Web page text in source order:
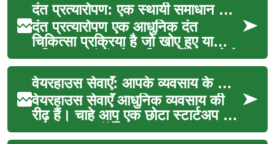
दंत प्रत्यारोपण: एक स्थायी समाधान आपकी मुस्कान के लिए
दंत प्रत्यारोपण एक आधुनिक दंत
चिकित्सा प्रक्रिया है जो खोए हुए या
क्षतिग्रस्त दांतों को प्रतिस्थापित करने के
लिए एक स...
वेयरहाउस सेवाएँ: आपके व्यवसाय के लिए एक महत्वपूर्ण संसाधन
वेयरहाउस सेवाएँ आधुनिक व्यवसाय की
रीढ़ हैं। चाहे आप एक छोटा स्टार्टअप हों
या एक बड़ा कॉर्पोरेट, एक कुशल